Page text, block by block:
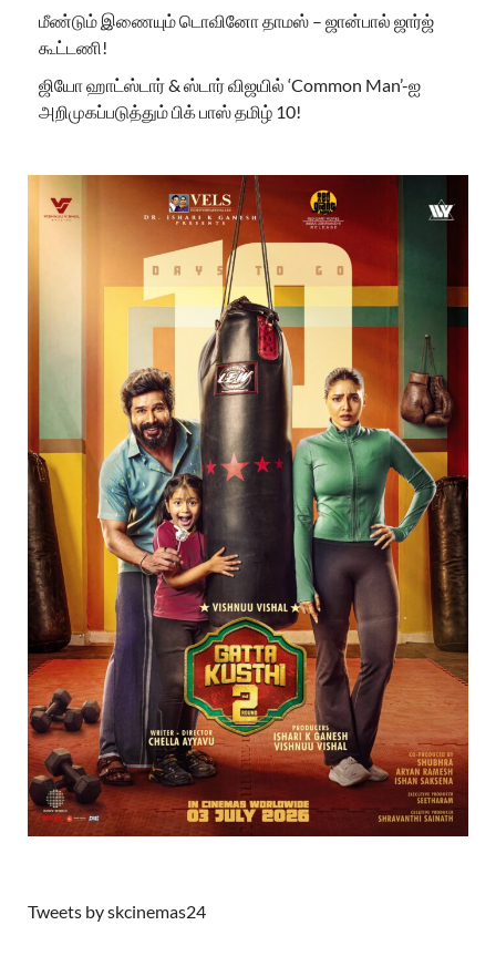
மீண்டும் இணையும் டொவினோ தாமஸ் – ஜான்பால் ஜார்ஜ்
கூட்டணி!
ஜியோ ஹாட்ஸ்டார் & ஸ்டார் விஜயில் ‘Common Man’-ஐ
அறிமுகப்படுத்தும் பிக் பாஸ் தமிழ் 10!
Tweets by skcinemas24